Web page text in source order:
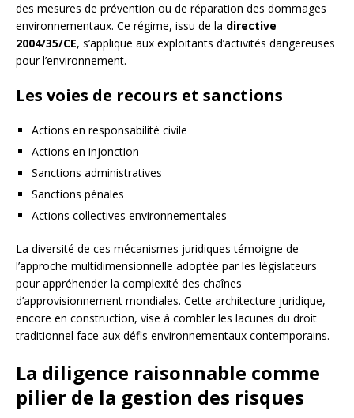
des mesures de prévention ou de réparation des dommages
environnementaux. Ce régime, issu de la directive
2004/35/CE, s’applique aux exploitants d’activités dangereuses
pour l’environnement.
Les voies de recours et sanctions
Actions en responsabilité civile
Actions en injonction
Sanctions administratives
Sanctions pénales
Actions collectives environnementales
La diversité de ces mécanismes juridiques témoigne de
l’approche multidimensionnelle adoptée par les législateurs
pour appréhender la complexité des chaînes
d’approvisionnement mondiales. Cette architecture juridique,
encore en construction, vise à combler les lacunes du droit
traditionnel face aux défis environnementaux contemporains.
La diligence raisonnable comme
pilier de la gestion des risques